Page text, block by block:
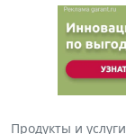
Продукты и услуги